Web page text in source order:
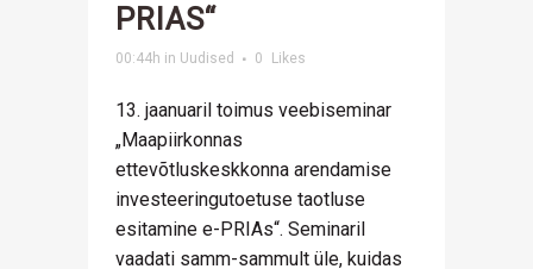
PRIAS“
00:44h in Uudised 0 Likes
13. jaanuaril toimus veebiseminar
„Maapiirkonnas
ettevõtluskeskkonna arendamise
investeeringutoetuse taotluse
esitamine e-PRIAs“. Seminaril
vaadati samm-sammult üle, kuidas